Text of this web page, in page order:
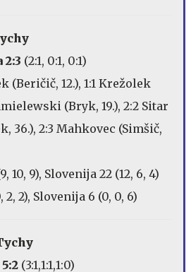
2:3 (2:1, 0:1, 0:1)
(Beričič, 12.), 1:1 Krežolek
(Bryk, 19.), 2:2 Sitar
36.), 2:3 Mahkovec (Simšič,
10, 9), Slovenija 22 (12, 6, 4)
2, 2), Slovenija 6 (0, 0, 6)
5:2 (3:1,1:1,1:0)